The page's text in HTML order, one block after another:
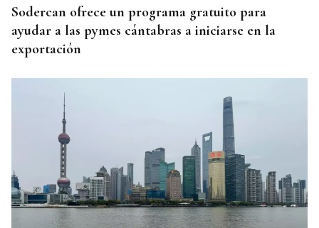
Sodercan ofrece un programa gratuito para
ayudar a las pymes cántabras a iniciarse en la
exportación